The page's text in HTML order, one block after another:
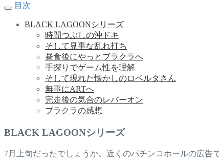
目次
BLACK LAGOONシリーズ
時間つぶしの沖ドキ
そして見事な乱れ打ち
昼食後にやっとブラクラへ
手探りでゲーム性を理解
そして現れた懐かしのロベルタさん
無事にARTへ
完走後の気合のレバーオン
ブラクラの感想
BLACK LAGOONシリーズ
7月上旬だったでしょうか。近くのパチンコホールの広告